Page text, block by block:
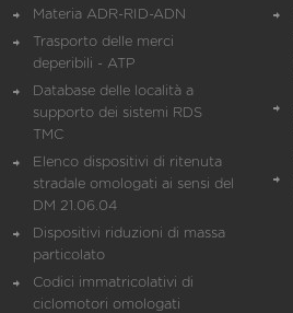
Materia ADR-RID-ADN
Trasporto delle merci
deperibili - ATP
Database delle località a
supporto dei sistemi RDS
TMC
Elenco dispositivi di ritenuta
stradale omologati ai sensi del
DM 21.06.04
Dispositivi riduzioni di massa
particolato
Codici immatricolativi di
ciclomotori omologati